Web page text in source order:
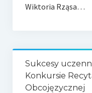
Wiktoria Rząsa…
Sukcesy
Konkursie
Obcojęzycznej